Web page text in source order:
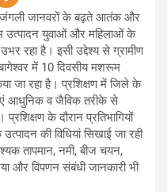
जंगली जानवरों के बढ़ते आतंक और
उत्पादन युवाओं और महिलाओं के
रहा है। इसी उद्देश्य से ग्रामीण
में 10 दिवसीय मशरूम
जा रहा है। प्रशिक्षण में जिले के
आधुनिक व जैविक तरीके से
के दौरान प्रतिभागियों
की विधियां सिखाई जा रही
तापमान, नमी, बीज चयन,
और विपणन संबंधी जानकारी भी